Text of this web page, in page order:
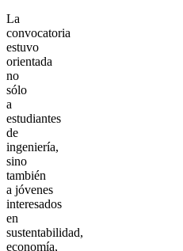
La
convocatoria
estuvo
orientada
no
sólo
a
estudiantes
de
ingeniería,
sino
también
a jóvenes
interesados
en
sustentabilidad,
economía,